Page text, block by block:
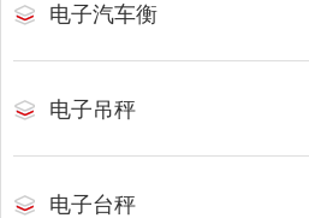
电子汽车衡
电子吊秤
电子台秤